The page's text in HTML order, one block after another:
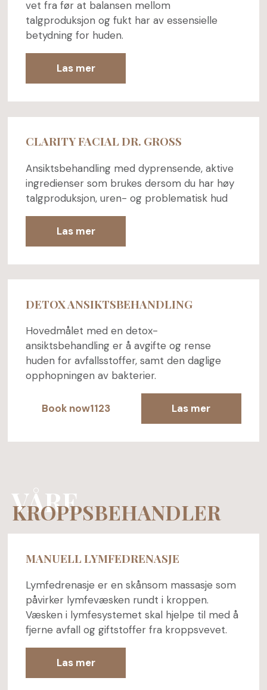
vet fra før at balansen mellom
talgproduksjon og fukt har av essensielle
betydning for huden.
Las mer
CLARITY FACIAL DR. GROSS
Ansiktsbehandling med dyprensende, aktive
ingredienser som brukes dersom du har høy
talgproduksjon, uren- og problematisk hud
Las mer
DETOX ANSIKTSBEHANDLING
Hovedmålet med en detox-
ansiktsbehandling er å avgifte og rense
huden for avfallsstoffer, samt den daglige
opphopningen av bakterier.
Book now1123 Las mer
VÅRE
KROPPSBEHANDLER
MANUELL LYMFEDRENASJE
Lymfedrenasje er en skånsom massasje som
påvirker lymfevæsken rundt i kroppen.
Væsken i lymfesystemet skal hjelpe til med å
fjerne avfall og giftstoffer fra kroppsvevet.
Las mer